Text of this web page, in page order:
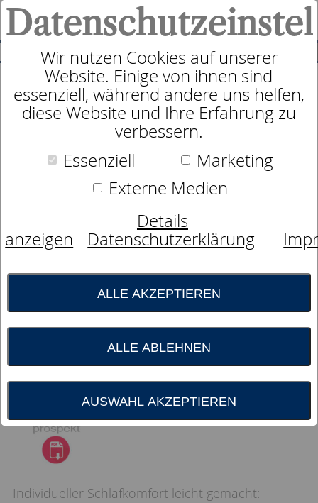
SUCHE
0
Motorrahmen
dormabell classic M2
Individueller Schlafkomfort leicht gemacht:
Wir nutzen Cookies auf unserer
Website. Einige von ihnen sind
essenziell, während andere uns helfen,
diese Website und Ihre Erfahrung zu
verbessern.
Essenziell
Marketing
Externe Medien
Details
anzeigen
Datenschutzerklärung
ALLE AKZEPTIEREN
ALLE ABLEHNEN
AUSWAHL AKZEPTIEREN